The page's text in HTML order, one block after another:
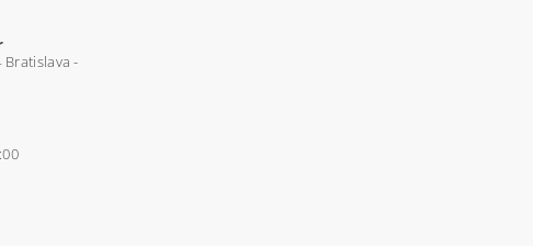
Bratislava -